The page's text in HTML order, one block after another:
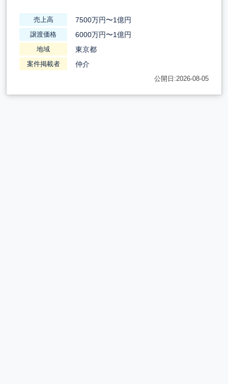
売上高 7500万円〜1億円
譲渡価格 6000万円〜1億円
地域 東京都
案件掲載者 仲介
公開日:2026-08-05